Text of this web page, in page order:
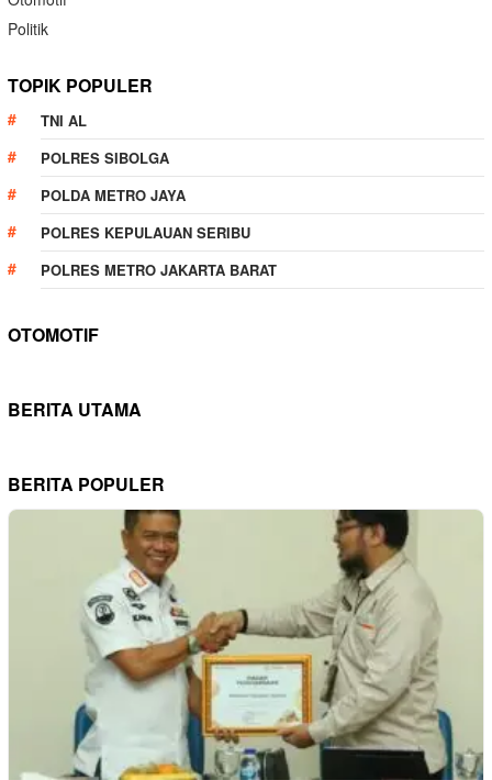
Politik
TOPIK POPULER
TNI AL
POLRES SIBOLGA
POLDA METRO JAYA
POLRES KEPULAUAN SERIBU
POLRES METRO JAKARTA BARAT
OTOMOTIF
BERITA UTAMA
BERITA POPULER